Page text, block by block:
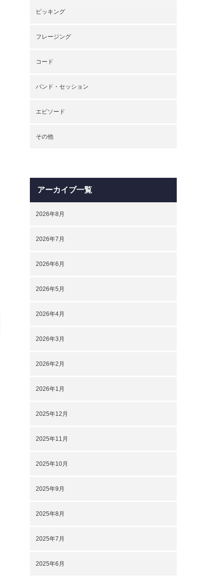
ピッキング
フレージング
コード
バンド・セッション
エピソード
その他
アーカイブ一覧
2026年8月
2026年7月
2026年6月
2026年5月
2026年4月
2026年3月
2026年2月
2026年1月
2025年12月
2025年11月
2025年10月
2025年9月
2025年8月
2025年7月
2025年6月